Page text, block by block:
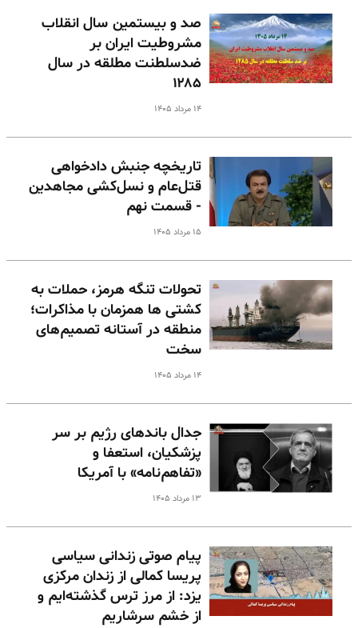
صد و بیستمین سال انقلاب
مشروطیت ایران بر
ضدسلطنت مطلقه در سال
۱۲۸۵
۱۴ مرداد ۱۴۰۵
تاریخچه جنبش دادخواهی
قتل‌عام و نسل‌کشی مجاهدین
- قسمت نهم
۱۵ مرداد ۱۴۰۵
تحولات تنگه هرمز، حملات به
کشتی ها همزمان با مذاکرات؛
منطقه در آستانه تصمیم‌های
سخت
۱۴ مرداد ۱۴۰۵
جدال باندهای رژیم بر سر
پزشکیان، استعفا و
«تفاهم‌نامه» با آمریکا
۱۳ مرداد ۱۴۰۵
پیام صوتی زندانی سیاسی
پریسا کمالی از زندان مرکزی
یزد: از مرز ترس گذشته‌ایم و
از خشم سرشاریم